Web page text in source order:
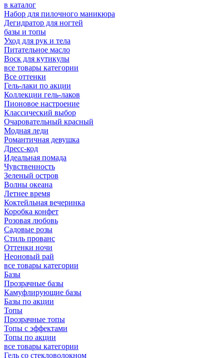
в каталог
Набор для пилочного маникюра
Дегидратор для ногтей
базы и топы
Уход для рук и тела
Питательное масло
Воск для кутикулы
все товары категории
Все оттенки
Гель-лаки по акции
Коллекции гель-лаков
Пионовое настроение
Классический выбор
Очаровательный красный
Модная леди
Романтичная девушка
Дресс-код
Идеальная помада
Чувственность
Зеленый остров
Волны океана
Летнее время
Коктейльная вечеринка
Коробка конфет
Розовая любовь
Садовые розы
Стиль прованс
Оттенки ночи
Неоновый рай
все товары категории
Базы
Прозрачные базы
Камуфлирующие базы
Базы по акции
Топы
Прозрачные топы
Топы с эффектами
Топы по акции
все товары категории
Гель со стекловолокном